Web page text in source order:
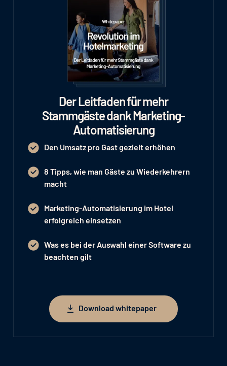
Der Leitfaden für mehr
Stammgäste dank Marketing-
Automatisierung
Den Umsatz pro Gast gezielt erhöhen
8 Tipps, wie man Gäste zu Wiederkehrern
macht
Marketing-Automatisierung im Hotel
erfolgreich einsetzen
Was es bei der Auswahl einer Software zu
beachten gilt
Download whitepaper
Download whitepaper